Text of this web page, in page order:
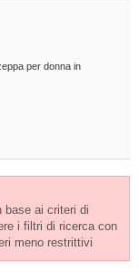
per donna in
base ai criteri di
i filtri di ricerca con
meno restrittivi